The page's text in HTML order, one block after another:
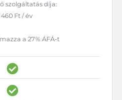
szolgáltatás díja:
460 Ft / év
a 27% ÁFÁ-t